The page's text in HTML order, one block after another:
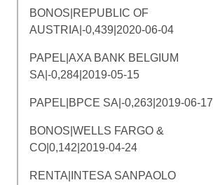
BONOS|REPUBLIC OF
AUSTRIA|-0,439|2020-06-04
PAPEL|AXA BANK BELGIUM
SA|-0,284|2019-05-15
PAPEL|BPCE SA|-0,263|2019-06-17
BONOS|WELLS FARGO &
CO|0,142|2019-04-24
RENTA|INTESA SANPAOLO